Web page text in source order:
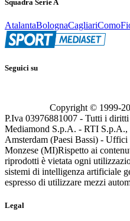
Squadra Serie A
AtalantaBolognaCagliariComo
Seguici su
Copyright © 1999-
P.Iva 03976881007 - Tutti i
Mediamond S.p.A. - RTI S.p.A.,
Amsterdam (Paesi Bassi) -
Monzese (MI)Rispetto ai
riprodotti è vietata ogni
sistemi di intelligenza artificiale
espresso di utilizzare mezzi
Legal